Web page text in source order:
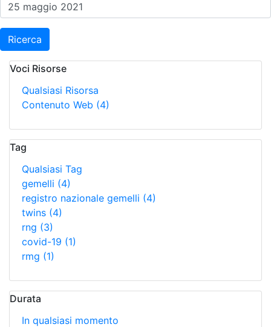
Ricerca
Voci Risorse
Qualsiasi Risorsa
Contenuto Web (4)
Tag
Qualsiasi Tag
gemelli (4)
registro nazionale gemelli (4)
twins (4)
rng (3)
covid-19 (1)
rmg (1)
Durata
In qualsiasi momento